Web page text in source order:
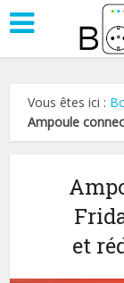
Vous êtes ici :
Ampoule
et